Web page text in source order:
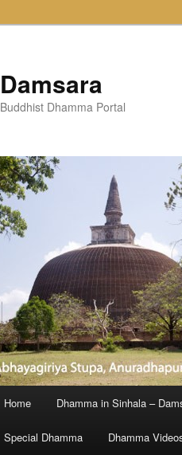
Damsara
Buddhist Dhamma Portal
Home Dhamma in Sinhala –
Special Dhamma Dhamma